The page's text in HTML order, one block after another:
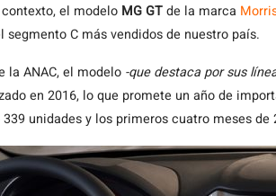
el modelo MG GTde la marca
segmento C más vendidos de nuestro país.
la ANAC, el modelo -que destaca por sus
en 2016, lo que promete un año de
unidades y los primeros cuatro meses de